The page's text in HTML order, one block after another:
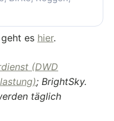
es hier.
(DWD
; BrightSky.
täglich